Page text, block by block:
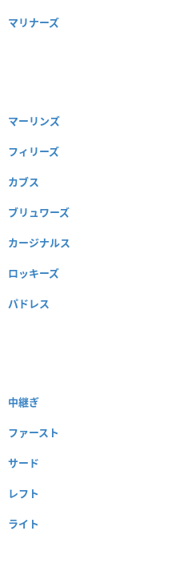
マリナーズ
マーリンズ
フィリーズ
カブス
ブリュワーズ
カージナルス
ロッキーズ
パドレス
中継ぎ
ファースト
サード
レフト
ライト